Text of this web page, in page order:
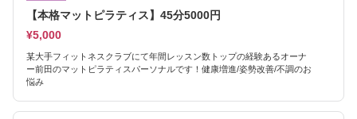
【本格マットピラティス】45分5000円
¥5,000
某大手フィットネスクラブにて年間レッスン数トップの経験あるオーナ
ー前田のマットピラティスパーソナルです！健康増進/姿勢改善/不調のお
悩み